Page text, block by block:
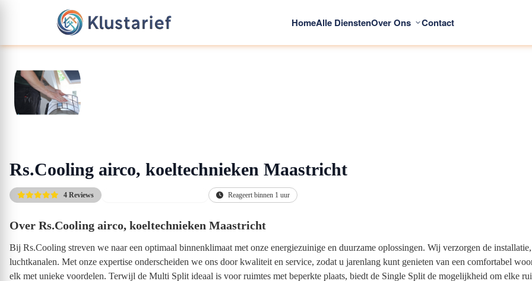
HomeAlle DienstenOver Ons Contact
Rs.Cooling airco, koeltechnieken Maastricht
4 Reviews Reageert binnen 1 uur
Over Rs.Cooling airco, koeltechnieken Maastricht
Bij Rs.Cooling streven we naar een optimaal binnenklimaat met onze energiezuinige en duurzame oplossingen. Wij verzorgen de
luchtkanalen. Met onze expertise onderscheiden we ons door kwaliteit en service, zodat u jarenlang kunt genieten van een comfortabel
elk met unieke voordelen. Terwijl de Multi Split ideaal is voor ruimtes met beperkte plaats, biedt de Single Split de mogelijkheid om elke